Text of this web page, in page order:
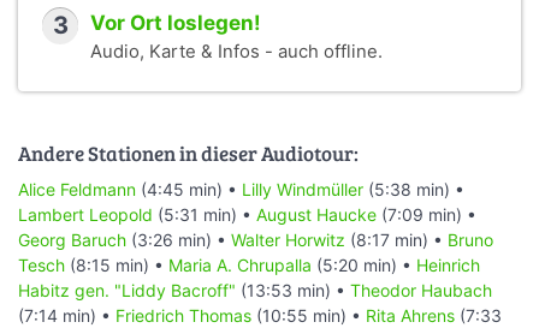
3 Vor Ort loslegen!
Audio, Karte & Infos - auch offline.
Andere Stationen in dieser Audiotour:
Alice Feldmann (4:45 min) • Lilly Windmüller (5:38 min) •
Lambert Leopold (5:31 min) • August Haucke (7:09 min) •
Georg Baruch (3:26 min) • Walter Horwitz (8:17 min) • Bruno
Tesch (8:15 min) • Maria A. Chrupalla (5:20 min) • Heinrich
Habitz gen. "Liddy Bacroff" (13:53 min) • Theodor Haubach
(7:14 min) • Friedrich Thomas (10:55 min) • Rita Ahrens (7:33